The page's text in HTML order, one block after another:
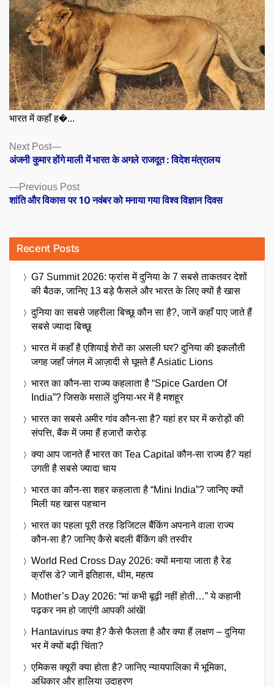
भारत में कहाँ ह�...
Posts
navigation
Previous PostPrevious
post:
शांति और विकास पर 10 नवंबर को मनाया गया विश्व विज्ञान दिवस
Next Post
Next
post:
अंजनी कुमार होंगे माली में भारत के अगले राजदूत : विदेश मंत्रालय
Recent Posts
G7 Summit 2026: फ्रांस में दुनिया के 7 सबसे ताकतवर देशों
की बैठक, जानिए 13 बड़े फैसले और भारत के लिए क्यों है खास
दुनिया का सबसे जहरीला बिच्छू कौन सा है?, जानें कहाँ पाए जाते हैं
सबसे ज्यादा बिच्छू
भारत में कहाँ है एशियाई शेरों का असली घर? दुनिया की इकलौती
जगह जहाँ जंगल में आज़ादी से घूमते हैं Asiatic Lions
भारत का कौन-सा राज्य कहलाता है “Spice Garden Of
India”? जिसके मसालें दुनिया-भर में है मशहूर
भारत का सबसे अमीर गांव कौन-सा है? यहां हर घर में करोड़ों की
संपत्ति, बैंक में जमा हैं हजारों करोड़
क्या आप जानते हैं भारत का Tea Capital कौन-सा राज्य है? यहां
उगती है सबसे ज्यादा चाय
भारत का कौन-सा शहर कहलाता है “Mini India”? जानिए क्यों
मिली यह खास पहचान
भारत का पहला पूरी तरह डिजिटल बैंकिंग अपनाने वाला राज्य
कौन-सा है? जानिए कैसे बदली बैंकिंग की तस्वीर
World Red Cross Day 2026: क्यों मनाया जाता है रेड
क्रॉस डे? जानें इतिहास, थीम, महत्व
Mother’s Day 2026: “मां कभी बूढ़ी नहीं होती…” ये कहानी
पढ़कर नम हो जाएंगी आपकी आंखें!
Hantavirus क्या है? कैसे फैलता है और क्या हैं लक्षण – दुनिया
भर में क्यों बढ़ी चिंता?
एमिकस क्यूरी क्या होता है? जानिए न्यायपालिका में भूमिका,
अधिकार और हालिया उदाहरण